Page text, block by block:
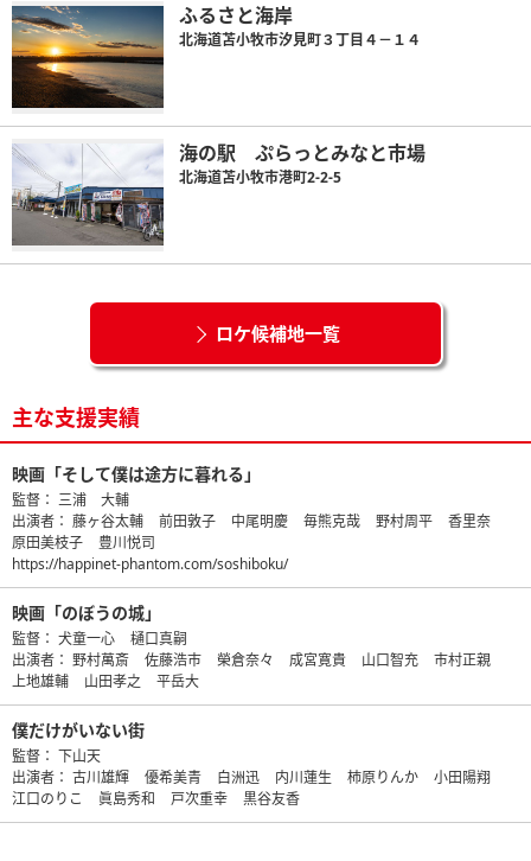
ふるさと海岸
北海道苫小牧市汐見町３丁目４－１４
海の駅 ぷらっとみなと市場
北海道苫小牧市港町2-2-5
ロケ候補地一覧
主な支援実績
映画「そして僕は途方に暮れる」
監督： 三浦 大輔
出演者： 藤ヶ谷太輔 前田敦子 中尾明慶 毎熊克哉 野村周平
香里奈
原田美枝子
豊川悦司
https://happinet-phantom.com/soshiboku/
映画「のぼうの城」
監督： 犬童一心
樋口真嗣
出演者： 野村萬斎 佐藤浩市 榮倉奈々 成宮寛貴 山口智充
市村正親
上地雄輔
山田孝之 平岳大
僕だけがいない街
監督： 下山天
出演者： 古川雄輝 優希美青 白洲迅 内川蓮生 柿原りんか
小田陽翔
江口のりこ
眞島秀和 戸次重幸 黒谷友香